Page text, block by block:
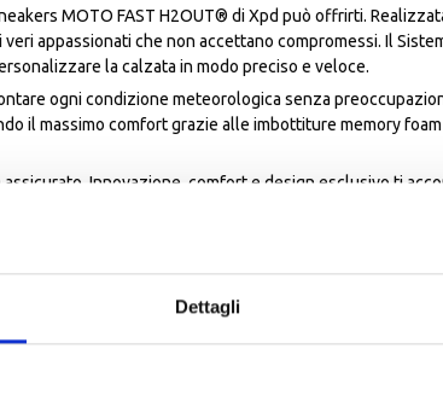
Dettagli
MOTO FAST H2OUT® di Xpd può offrirti.
appassionati che non accettano compromessi. Il
la calzata in modo preciso e veloce.
ogni condizione meteorologica senza
il massimo comfort grazie alle imbottiture memory
Innovazione, comfort e design esclusivo ti